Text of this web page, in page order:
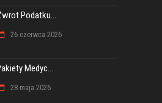
Podatku...
26 czerwca 2026
Medyc...
28 maja 2026